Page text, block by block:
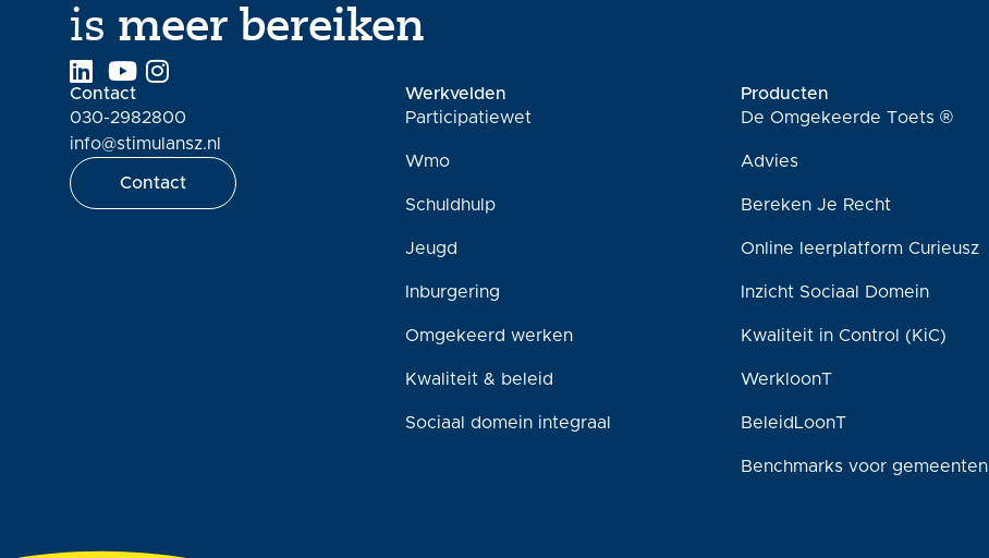
is meer bereiken
Contact
030-2982800
info@stimulansz.nl
Contact
Werkvelden
Participatiewet
Wmo
Schuldhulp
Jeugd
Inburgering
Omgekeerd werken
Kwaliteit & beleid
Sociaal domein integraal
Producten
De Omgekeerde Toets ®
Advies
Bereken Je Recht
Online leerplatform Curieusz
Inzicht Sociaal Domein
Kwaliteit in Control (KiC)
WerkloonT
BeleidLoonT
Benchmarks voor gemeenten